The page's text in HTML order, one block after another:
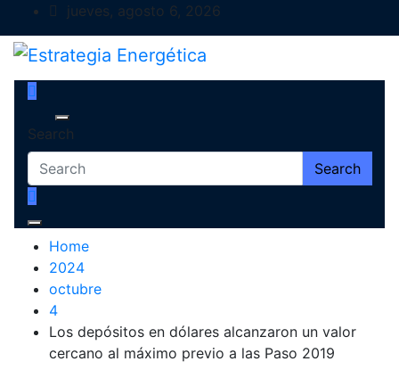
to
content
jueves, agosto 6, 2026
Estrategia Energética
Magazine de Debate
Search
Search
Home
2024
octubre
4
Los depósitos en dólares alcanzaron un valor
cercano al máximo previo a las Paso 2019